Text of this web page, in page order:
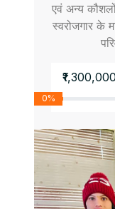
एवं अन्य
स्वरोजगार के
0%